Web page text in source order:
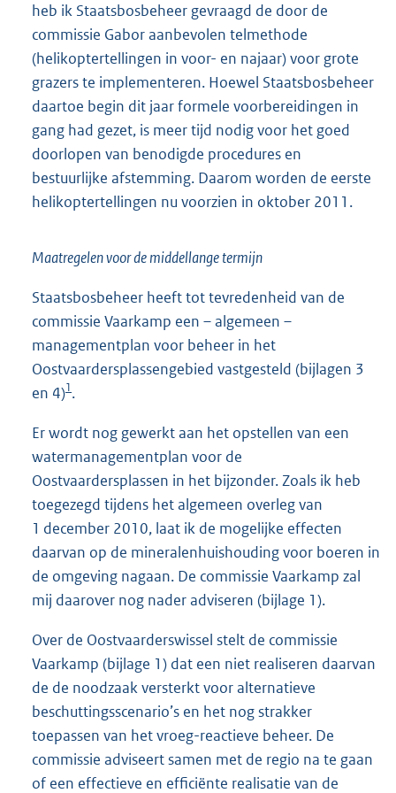
heb ik Staatsbosbeheer gevraagd de door de
commissie Gabor aanbevolen telmethode
(helikoptertellingen in voor- en najaar) voor grote
grazers te implementeren. Hoewel Staatsbosbeheer
daartoe begin dit jaar formele voorbereidingen in
gang had gezet, is meer tijd nodig voor het goed
doorlopen van benodigde procedures en
bestuurlijke afstemming. Daarom worden de eerste
helikoptertellingen nu voorzien in oktober 2011.
Maatregelen voor de middellange termijn
Staatsbosbeheer heeft tot tevredenheid van de
commissie Vaarkamp een – algemeen –
managementplan voor beheer in het
Oostvaardersplassengebied vastgesteld (bijlagen 3
en 4)1.
Er wordt nog gewerkt aan het opstellen van een
watermanagementplan voor de
Oostvaardersplassen in het bijzonder. Zoals ik heb
toegezegd tijdens het algemeen overleg van
1 december 2010, laat ik de mogelijke effecten
daarvan op de mineralenhuishouding voor boeren in
de omgeving nagaan. De commissie Vaarkamp zal
mij daarover nog nader adviseren (bijlage 1).
Over de Oostvaarderswissel stelt de commissie
Vaarkamp (bijlage 1) dat een niet realiseren daarvan
de de noodzaak versterkt voor alternatieve
beschuttingsscenario’s en het nog strakker
toepassen van het vroeg-reactieve beheer. De
commissie adviseert samen met de regio na te gaan
of een effectieve en efficiënte realisatie van de